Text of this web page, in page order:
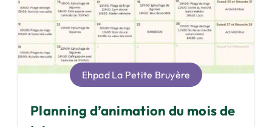
Ehpad La Petite Bruyère
Planning d’animation du mois de